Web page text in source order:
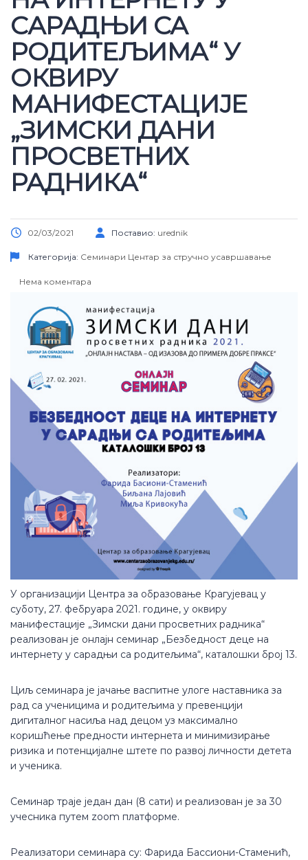
САРАДЊИ СА
РОДИТЕЉИМА“ У
ОКВИРУ
МАНИФЕСТАЦИЈЕ
„ЗИМСКИ ДАНИ
ПРОСВЕТНИХ
РАДНИКА“
02/03/2021 Поставио: urednik
Категорија: Семинари Центар за стручно усавршавање
Нема коментара
У организацији Центра за образовање Крагујевац у
суботу, 27. фебруара 2021. године, у оквиру
манифестације „Зимски дани просветних радника“
реализован је онлајн семинар „Безбедност деце на
интернету у сарадњи са родитељима“, каталошки број 13.
Циљ семинара је јачање васпитне улоге наставника за
рад са ученицима и родитељима у превенцији
дигиталног насиља над децом уз максимално
коришћење предности интернета и минимизирање
ризика и потенцијалне штете по развој личности детета
и ученика.
Семинар траје један дан (8 сати) и реализован је за 30
учесника путем zoom платформе.
Реализатори семинара су: Фарида Бассиони-Стаменић,